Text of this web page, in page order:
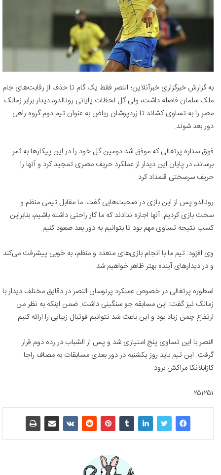
به گزارش خبرگزاری خبرآنلاین؛ النصر فقط یک گام تا حذف از رقابت‌های جام
ملک سلمان فاصله داشت، ولی گل لحظات پایانی رونالدو، دیدار برابر زمالک
مصر را به تساوی کشاند تا زردپوشان ریاض به عنوان تیم دوم گروه راهی
دور بعد شوند.
فوق ستاره پرتغالی که موفق شد دومین گل خود را در این پیکارها به ثمر
برساند، در پایان این دیدار از عملکرد حریف مصری تمجید کرد و آنها را
حریف سرسختی قلمداد کرد.
رونالدو پس از این بازی در صحبت‌هایی گفت: ما مقابل تیمی منظم و
سخت بازی کردیم. آنها اجازه ندادند که ما کار راحتی داشته باشیم، بنابراین
کسب نتیجه تساوی مهم بود تا بتوانیم به دور بعد صعود کنیم.
وی افزود: تیم ما با انجام بازی‌های متعدد و منظم، به خوبی پیشرفت می‌کند
و در دیدارهای آینده بهتر ظاهر خواهیم شد.
اسطوره پرتغالی در خصوص عملکرد پرنوسان النصر در دقایق مختلف دیدار با
زمالک نیز گفت: این مسابقه جو سنگینی داشت. ضمن اینکه به نظر من
ارتفاع چمن زیاد بود و این باعث شد نتوانیم فوتبال زیبایی را ارائه کنیم.
النصر با این تساوی پنج امتیازی شد و پس از الشباب در رده دوم قرار
گرفت. این تیم باید روز یکشنبه در دور بعدی مسابقات به مصاف راجا
کازابلانکا مراکش برود.
۲۵۱۲۵۱